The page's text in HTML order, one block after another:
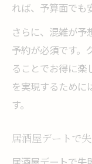
ポイン
混雑を
れば、予算面でも
さらに、混雑が予
予約が必須です。
ることでお得に楽
を実現するために
す。
居酒屋デートで